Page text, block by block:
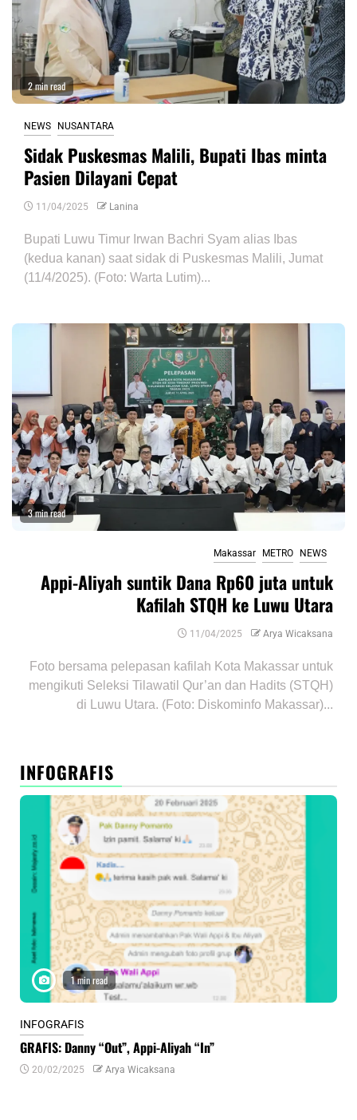
2 min read
NEWS NUSANTARA
Sidak Puskesmas Malili, Bupati Ibas minta
Pasien Dilayani Cepat
11/04/2025 Lanina
Bupati Luwu Timur Irwan Bachri Syam alias Ibas
(kedua kanan) saat sidak di Puskesmas Malili, Jumat
(11/4/2025). (Foto: Warta Lutim)...
3 min read
Makassar METRO NEWS
Appi-Aliyah suntik Dana Rp60 juta untuk
Kafilah STQH ke Luwu Utara
11/04/2025 Arya Wicaksana
Foto bersama pelepasan kafilah Kota Makassar untuk
mengikuti Seleksi Tilawatil Qur’an dan Hadits (STQH)
di Luwu Utara. (Foto: Diskominfo Makassar)...
INFOGRAFIS
1 min read
INFOGRAFIS
GRAFIS: Danny “Out”, Appi-Aliyah “In”
20/02/2025 Arya Wicaksana